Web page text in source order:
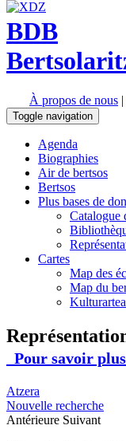
BDB
À propos de nous |
Toggle navigation
Agenda
Biographies
Air de bertsos
Bertsos
Plus bases de
Catalogue
Cartes
Map des
Map du
Pour savoir
Atzera
Nouvelle recherche
Antérieure Suivant